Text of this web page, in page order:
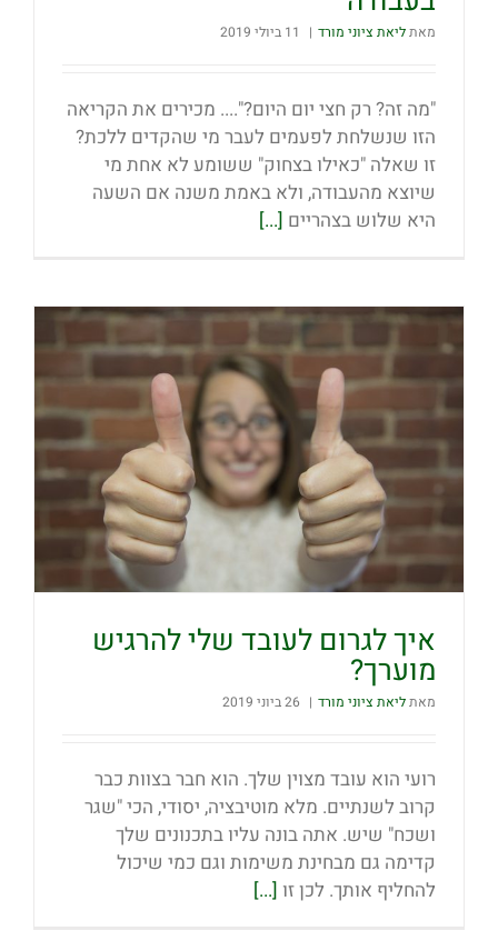
מאתליאת ציוני מורד | 11 ביולי 2019
"מה זה? רק חצי יום היום?".... מכירים את הקריאה
הזו שנשלחת לפעמים לעבר מי שהקדים ללכת?
זו שאלה "כאילו בצחוק" ששומע לא אחת מי
שיוצא מהעבודה, ולא באמת משנה אם השעה
היא שלוש בצהריים [...]
איך לגרום לעובד שלי להרגיש
מוערך?
מאתליאת ציוני מורד | 26 ביוני 2019
רועי הוא עובד מצוין שלך. הוא חבר בצוות כבר
קרוב לשנתיים. מלא מוטיבציה, יסודי, הכי "שגר
ושכח" שיש. אתה בונה עליו בתכנונים שלך
קדימה גם מבחינת משימות וגם כמי שיכול
להחליף אותך. לכן זו [...]